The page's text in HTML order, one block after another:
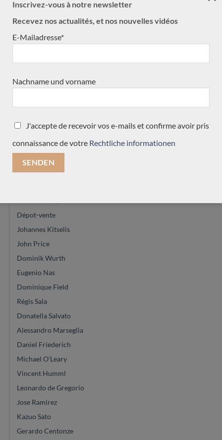
Roberto de Miranda
Jérémie Geffroy
Max Cuker
Rinaldo Vacca
Robin Moyes
Dépot-vente
Johannes Kitselis
John Price
Dominik Wurth
Eugenio Nas
Dominique Field
Régis Sala
Donatella Salvato
Alessandro Marseglia
Daniel Friederich
Michael O'Leary
Vincent Humml
Leonardo de Gregorio
Jose Ramirez
Kazuo Sato
Gerardo Centonze
Inscrivez-vous à notre newsletter
Recevez nos actualités, et nos nouvelles vidéos
E-Mailadresse*
Nachname und vorname
J'accepte de recevoir vos e-mails et confirme avoir pris
connaissance de votre Rechtliche informationen